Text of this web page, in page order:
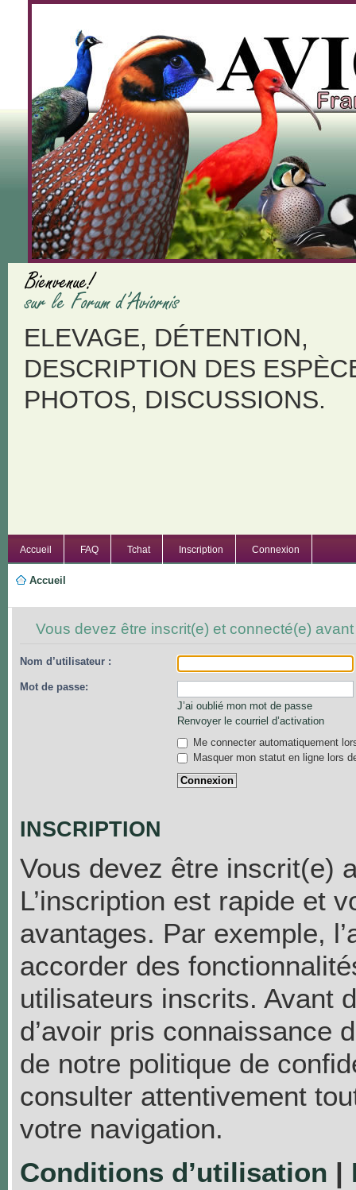
ELEVAGE, DÉTENTION,
DESCRIPTION DES
PHOTOS, DISCUSSIONS.
Accueil FAQ Tchat Inscription Connexion
Accueil
Vous devez être inscrit(e) et connecté(e)
Nom d’utilisateur :
Mot de passe:
J’ai oublié mon mot de passe
Renvoyer le courriel d’activation
Me connecter automatiquement
Masquer mon statut en ligne lors
INSCRIPTION
Vous devez être inscrit(e)
L’inscription est rapide et
avantages. Par exemple,
accorder des
utilisateurs inscrits. Avant
d’avoir pris connaissance
de notre politique de
consulter attentivement
votre navigation.
Conditions d’utilisation |